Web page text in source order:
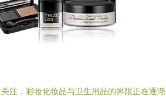
注，彩妆化妆品与卫生用品的界限正在逐